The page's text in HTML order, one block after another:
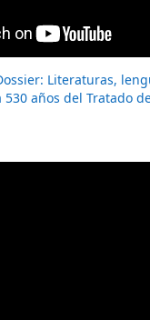
Literaturas,
años del Tratado